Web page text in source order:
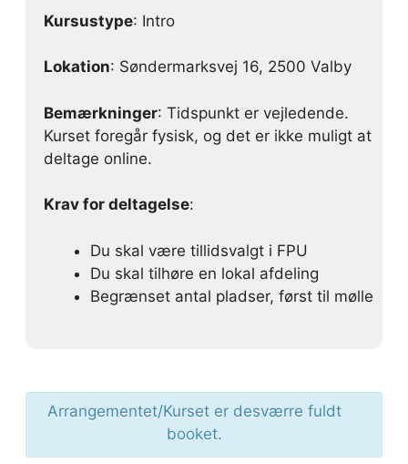
Kursustype: Intro
Lokation: Søndermarksvej 16, 2500 Valby
Bemærkninger: Tidspunkt er vejledende.
Kurset foregår fysisk, og det er ikke muligt at
deltage online.
Krav for deltagelse:
Du skal være tillidsvalgt i FPU
Du skal tilhøre en lokal afdeling
Begrænset antal pladser, først til mølle
Arrangementet/Kurset er desværre fuldt
booket.